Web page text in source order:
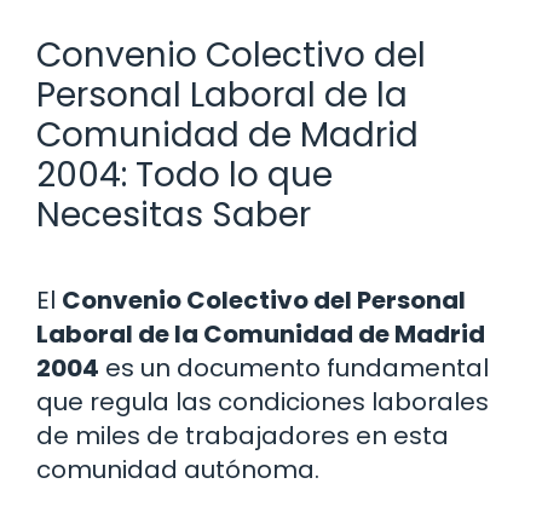
Convenio Colectivo del
Personal Laboral de la
Comunidad de Madrid
2004: Todo lo que
Necesitas Saber
El Convenio Colectivo del Personal
Laboral de la Comunidad de Madrid
2004 es un documento fundamental
que regula las condiciones laborales
de miles de trabajadores en esta
comunidad autónoma.